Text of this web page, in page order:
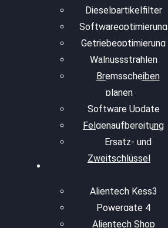
Dieselpartikelfilter
Softwareoptimierung
Getriebeoptimierung
Walnussstrahlen
Bremsscheiben
planen
Software Update
Felgenaufbereitung
Ersatz- und
Zweitschlüssel
Alientech Kess3
Powergate 4
Alientech Shop